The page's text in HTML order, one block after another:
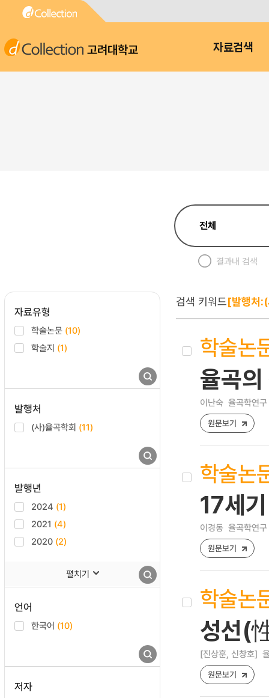
고려대학교 자료검색
결과내 검색
자료유형
학술논문 (10)
학술지 (1)
발행처
(사)율곡학회 (11)
발행년
2024 (1)
2021 (4)
2020 (2)
펼치기
언어
한국어 (10)
저자
검색 키워드[발행처
학술논
율곡
이난숙 율곡학연
원문보기
학술논
17세
이경동 율곡학연
원문보기
학술논
성선(
[진상훈, 신창호]
원문보기